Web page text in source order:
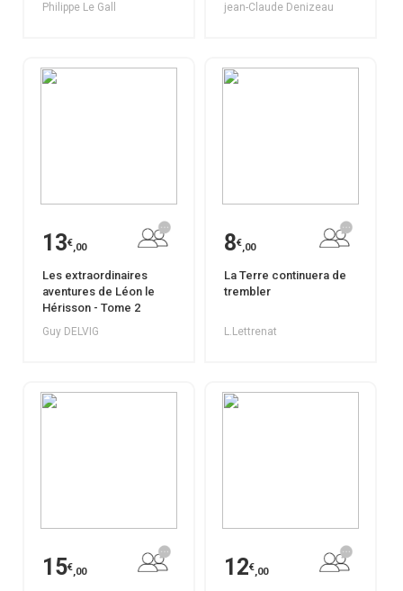
Philippe Le Gall jean-Claude Denizeau
13€,00
Les extraordinaires
aventures de Léon le
Hérisson - Tome 2
Guy DELVIG
8€,00
La Terre continuera de
trembler
L.Lettrenat
15€,00 12€,00